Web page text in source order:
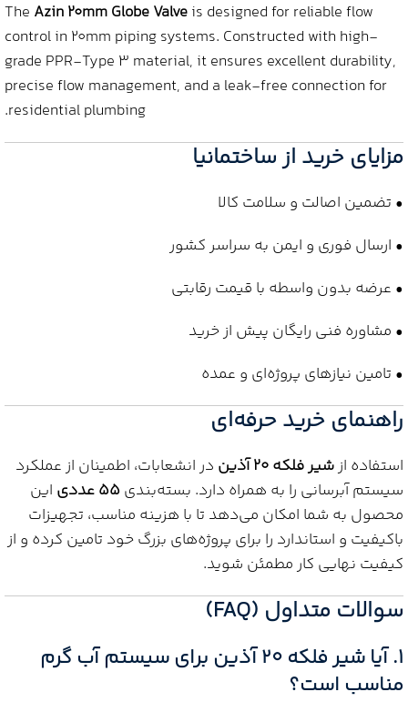
The Azin 20mm Globe Valveis designed for reliable flow
control in 20mm piping systems. Constructed with high-
grade PPR-Type 3 material, it ensures excellent durability,
precise flow management, and a leak-free connection for
residential plumbing.
مزایای خرید از ساختمانیا
• تضمین اصالت و سلامت کالا
• ارسال فوری و ایمن به سراسر کشور
• عرضه بدون واسطه با قیمت رقابتی
• مشاوره فنی رایگان پیش از خرید
• تامین نیازهای پروژه‌ای و عمده
راهنمای خرید حرفه‌ای
استفاده ازشیر فلکه 20 آذین
در انشعابات، اطمینان از عملکرد
سیستم آبرسانی را به همراه دارد. بسته‌بندی55 عددی
این
محصول به شما امکان می‌دهد تا با هزینه مناسب، تجهیزات
باکیفیت و استاندارد را برای پروژه‌های بزرگ خود تامین کرده و از
کیفیت نهایی کار مطمئن شوید.
سوالات متداول (FAQ)
1. آیا شیر فلکه 20 آذین برای سیستم آب گرم
مناسب است؟